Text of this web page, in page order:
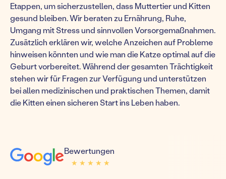
Etappen, um sicherzustellen, dass Muttertier und Kitten
gesund bleiben. Wir beraten zu Ernährung, Ruhe,
Umgang mit Stress und sinnvollen Vorsorgemaßnahmen.
Zusätzlich erklären wir, welche Anzeichen auf Probleme
hinweisen könnten und wie man die Katze optimal auf die
Geburt vorbereitet. Während der gesamten Trächtigkeit
stehen wir für Fragen zur Verfügung und unterstützen
bei allen medizinischen und praktischen Themen, damit
die Kitten einen sicheren Start ins Leben haben.
Bewertungen
★ ★ ★ ★ ★
★ ★ ★ ★ ★